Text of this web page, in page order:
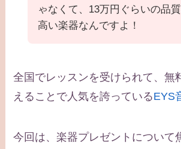
ゃなくて、13万円ぐらいの品
高い楽器なんですよ！
全国でレッスンを受けられて、無
えることで人気を誇っているEYS
今回は、楽器プレゼントについて